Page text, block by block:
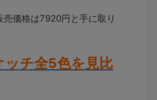
価格は7920円と手に取り
ッチ全5色を見比